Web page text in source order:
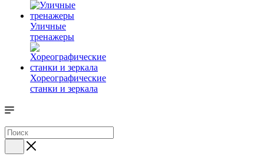
Уличные
тренажеры
Хореографические
станки и зеркала